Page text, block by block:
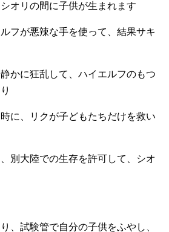
オリの間に子供が生まれます
フが悪辣な手を使って、結果サキ
かに狂乱して、ハイエルフのもつ
に、リクが子どもたちだけを救い
別大陸での生存を許可して、シオ
、試験管で自分の子供をふやし、